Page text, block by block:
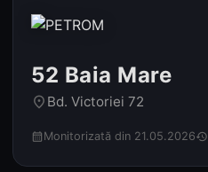
52 Baia Mare
place Bd. Victoriei 72
calendar_month Monitorizată din 21.05.2026history